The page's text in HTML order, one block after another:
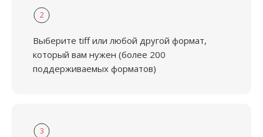
2
Выберите tiff или любой другой формат,
который вам нужен (более 200
поддерживаемых форматов)
3